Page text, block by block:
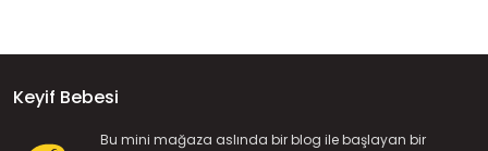
Keyif Bebesi
Bu mini mağaza aslında bir blog ile başlayan bir